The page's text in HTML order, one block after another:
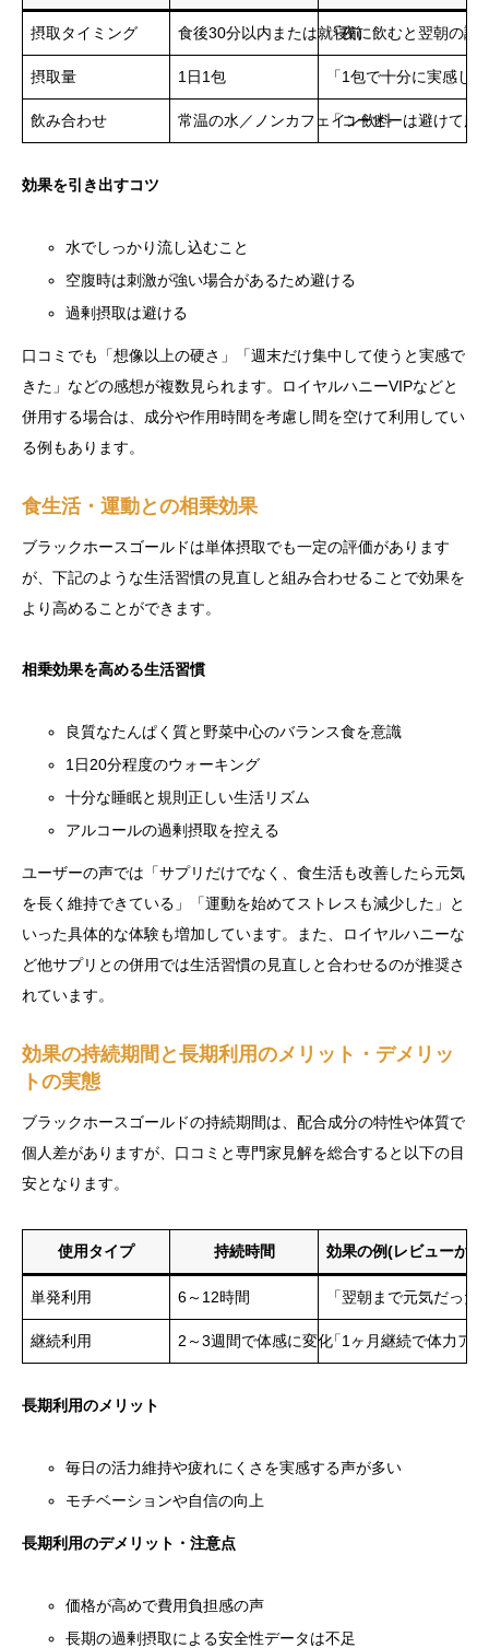
摂取タイミング 食後30分以内または就寝前「夜に飲むと翌朝の調
摂取量 1日1包 「1包で十分に実感し
飲み合わせ 常温の水／ノンカフェイン飲料「コーヒーは避けて服
効果を引き出すコツ
水でしっかり流し込むこと
空腹時は刺激が強い場合があるため避ける
過剰摂取は避ける
口コミでも「想像以上の硬さ」「週末だけ集中して使うと実感で
きた」などの感想が複数見られます。ロイヤルハニーVIPなどと
併用する場合は、成分や作用時間を考慮し間を空けて利用してい
る例もあります。
食生活・運動との相乗効果
ブラックホースゴールドは単体摂取でも一定の評価があります
が、下記のような生活習慣の見直しと組み合わせることで効果を
より高めることができます。
相乗効果を高める生活習慣
良質なたんぱく質と野菜中心のバランス食を意識
1日20分程度のウォーキング
十分な睡眠と規則正しい生活リズム
アルコールの過剰摂取を控える
ユーザーの声では「サプリだけでなく、食生活も改善したら元気
を長く維持できている」「運動を始めてストレスも減少した」と
いった具体的な体験も増加しています。また、ロイヤルハニーな
ど他サプリとの併用では生活習慣の見直しと合わせるのが推奨さ
れています。
効果の持続期間と長期利用のメリット・デメリッ
トの実態
ブラックホースゴールドの持続期間は、配合成分の特性や体質で
個人差がありますが、口コミと専門家見解を総合すると以下の目
安となります。
使用タイプ 持続時間 効果の例(レビューから)
単発利用 6～12時間 「翌朝まで元気だった
継続利用 2～3週間で体感に変化「1ヶ月継続で体力ア
長期利用のメリット
毎日の活力維持や疲れにくさを実感する声が多い
モチベーションや自信の向上
長期利用のデメリット・注意点
価格が高めで費用負担感の声
長期の過剰摂取による安全性データは不足